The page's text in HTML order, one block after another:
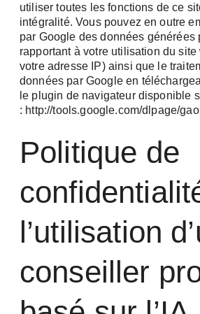
utiliser toutes les fonctions de ce
intégralité. Vous pouvez en outre
par Google des données générées
rapportant à votre utilisation du site
votre adresse IP) ainsi que le
données par Google en
le plugin de navigateur disponible
: http://tools.google.com/dlpage/
Politique de
l’utilisation
conseiller